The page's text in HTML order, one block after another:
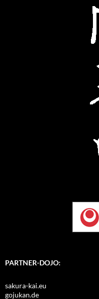
PARTNER-DOJO:
sakura-kai.eu
gojukan.de